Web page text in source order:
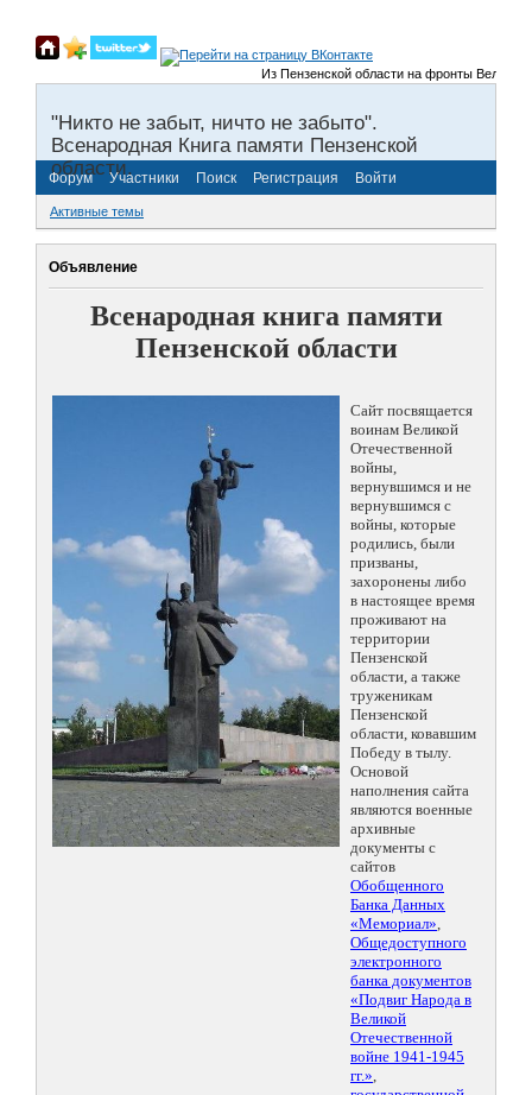
Из Пензенской области на фронты Великой
"Никто не забыт, ничто не забыто".
Всенародная Книга памяти Пензенской
области.
Форум Участники Поиск Регистрация Войти
Активные темы
Объявление
Всенародная книга памяти
Пензенской области
Сайт посвящается
воинам Великой
Отечественной
войны,
вернувшимся и не
вернувшимся с
войны, которые
родились, были
призваны,
захоронены либо
в настоящее время
проживают на
территории
Пензенской
области, а также
труженикам
Пензенской
области, ковавшим
Победу в тылу.
Основой
наполнения сайта
являются военные
архивные
документы с
сайтов
Обобщенного
Банка Данных
«Мемориал»,
Общедоступного
электронного
банка документов
«Подвиг Народа в
Великой
Отечественной
войне 1941-1945
гг.»,